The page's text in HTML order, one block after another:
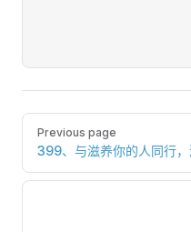
Pager
Previous page
399、与滋养你的人同行